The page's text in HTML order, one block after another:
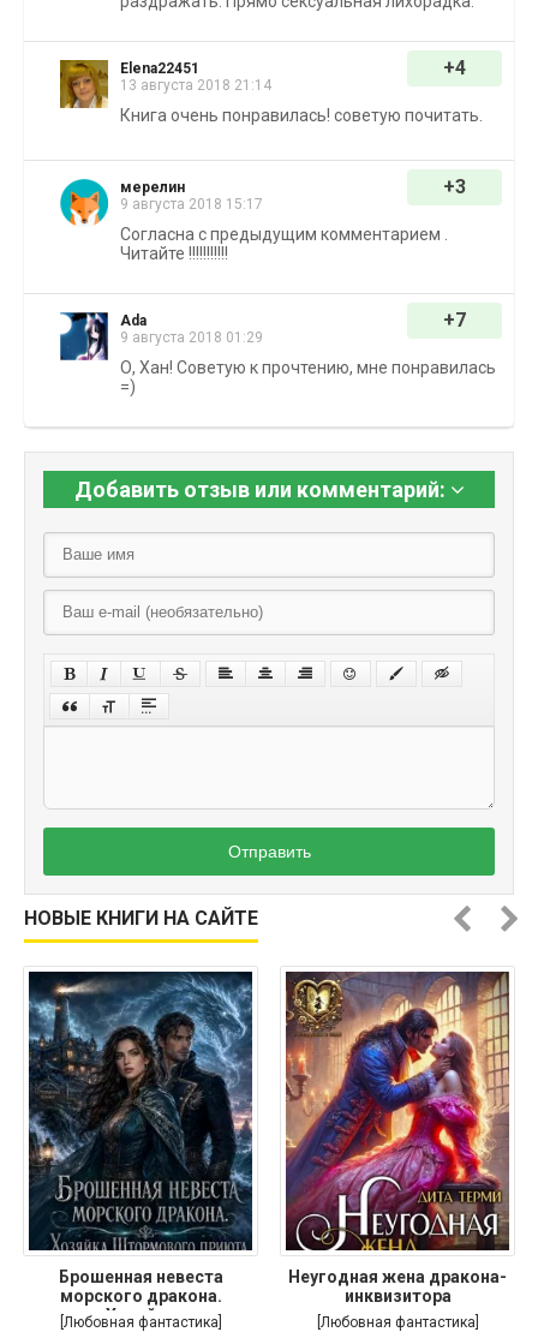
Elena22451
13 августа 2018 21:14
+4
Книга очень понравилась! советую почитать.
мерелин
9 августа 2018 15:17
+3
Согласна с предыдущим комментарием .
Читайте !!!!!!!!!!!
Ada
9 августа 2018 01:29
+7
О, Хан! Советую к прочтению, мне понравилась
=)
Добавить отзыв или комментарий:
Отправить
НОВЫЕ КНИГИ НА САЙТЕ
Брошенная невеста
морского дракона.
Хозяйка
[Любовная фантастика]
Неугодная жена дракона-
инквизитора
[Любовная фантастика]